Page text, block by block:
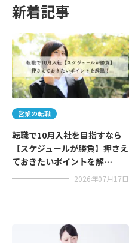
新着記事
営業の転職
転職で10月入社を目指すなら
【スケジュールが勝負】押さえ
ておきたいポイントを解…
2026年07月17日